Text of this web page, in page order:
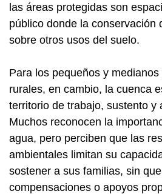
las áreas protegidas son
público donde la conservación
sobre otros usos del suelo.
Para los pequeños y
rurales, en cambio, la cuenca
territorio de trabajo, sustento y
Muchos reconocen la
agua, pero perciben que las
ambientales limitan su
sostener a sus familias, sin
compensaciones o apoyos